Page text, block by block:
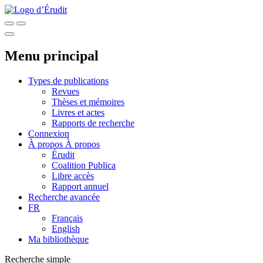
Menu principal
Types de publications
Revues
Thèses et mémoires
Livres et actes
Rapports de recherche
Connexion
À propos À propos
Érudit
Coalition Publica
Libre accès
Rapport annuel
Recherche avancée
FR
Français
English
Ma bibliothèque
Recherche simple